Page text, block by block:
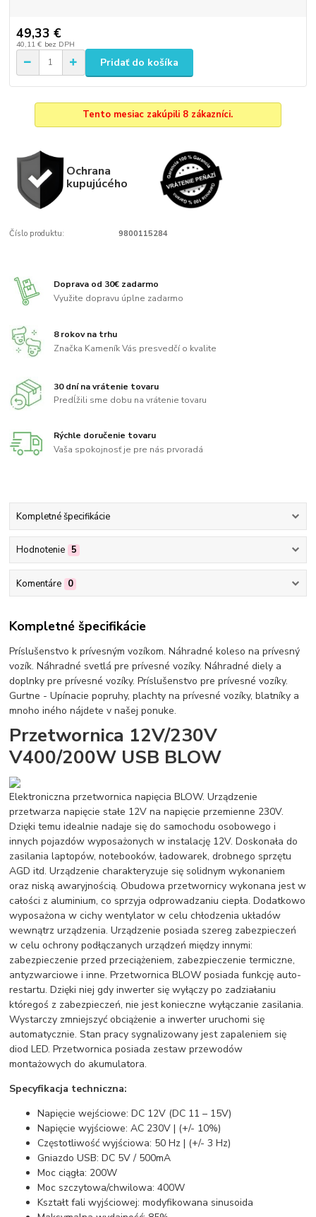
49,33 €
40,11 € bez DPH
Pridať do košíka
Tento mesiac zakúpili 8 zákazníci.
Ochrana
kupujúcého
Číslo produktu: 9800115284
Doprava od 30€ zadarmo
Využite dopravu úplne zadarmo
8 rokov na trhu
Značka Kameník Vás presvedčí o kvalite
30 dní na vrátenie tovaru
Predĺžili sme dobu na vrátenie tovaru
Rýchle doručenie tovaru
Vaša spokojnosť je pre nás prvoradá
Kompletné špecifikácie
Hodnotenie 5
Komentáre 0
Kompletné špecifikácie
Príslušenstvo k prívesným vozíkom. Náhradné koleso na prívesný
vozík. Náhradné svetlá pre prívesné vozíky. Náhradné diely a
doplnky pre prívesné vozíky. Príslušenstvo pre prívesné vozíky.
Gurtne - Upínacie popruhy, plachty na prívesné vozíky, blatníky a
mnoho iného nájdete v našej ponuke.
Przetwornica 12V/230V
V400/200W USB BLOW
Elektroniczna przetwornica napięcia BLOW. Urządzenie
przetwarza napięcie stałe 12V na napięcie przemienne 230V.
Dzięki temu idealnie nadaje się do samochodu osobowego i
innych pojazdów wyposażonych w instalację 12V. Doskonała do
zasilania laptopów, notebooków, ładowarek, drobnego sprzętu
AGD itd. Urządzenie charakteryzuje się solidnym wykonaniem
oraz niską awaryjnością. Obudowa przetwornicy wykonana jest w
całości z aluminium, co sprzyja odprowadzaniu ciepła. Dodatkowo
wyposażona w cichy wentylator w celu chłodzenia układów
wewnątrz urządzenia. Urządzenie posiada szereg zabezpieczeń
w celu ochrony podłączanych urządzeń między innymi:
zabezpieczenie przed przeciążeniem, zabezpieczenie termiczne,
antyzwarciowe i inne. Przetwornica BLOW posiada funkcję auto-
restartu. Dzięki niej gdy inwerter się wyłączy po zadziałaniu
któregoś z zabezpieczeń, nie jest konieczne wyłączanie zasilania.
Wystarczy zmniejszyć obciążenie a inwerter uruchomi się
automatycznie. Stan pracy sygnalizowany jest zapaleniem się
diod LED. Przetwornica posiada zestaw przewodów
montażowych do akumulatora.
Specyfikacja techniczna:
Napięcie wejściowe: DC 12V (DC 11 – 15V)
Napięcie wyjściowe: AC 230V | (+/- 10%)
Częstotliwość wyjściowa: 50 Hz | (+/- 3 Hz)
Gniazdo USB: DC 5V / 500mA
Moc ciągła: 200W
Moc szczytowa/chwilowa: 400W
Kształt fali wyjściowej: modyfikowana sinusoida